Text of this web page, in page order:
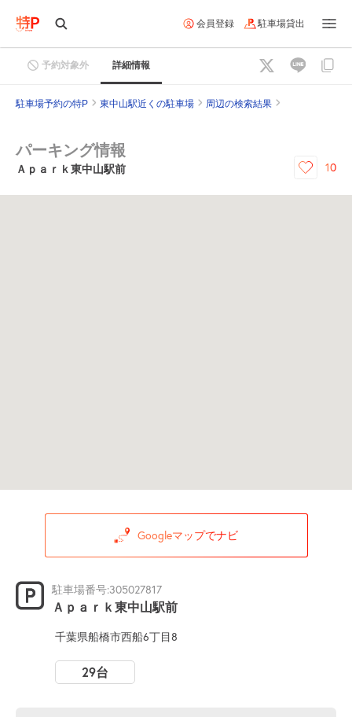
会員登録 駐車場貸出
予約対象外 詳細情報
駐車場予約の特P 東中山駅近くの駐車場 周辺の検索結果
パーキング情報
Ａｐａｒｋ東中山駅前 10
Googleマップでナビ
駐車場番号:305027817
Ａｐａｒｋ東中山駅前
千葉県船橋市西船6丁目8
29台